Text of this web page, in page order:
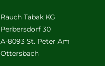
Rauch Tabak KG
Perbersdorf 30
A-8093 St. Peter Am
Ottersbach